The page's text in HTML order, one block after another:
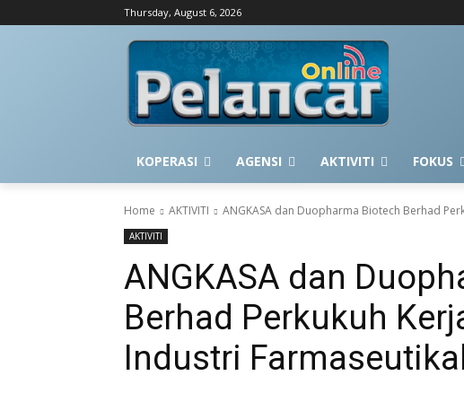
Thursday, August 6, 2026
KOPERASI AGENSI AKTIVITI FOKUS
Home AKTIVITI ANGKASA dan Duopharma Biotech Berhad
AKTIVITI
ANGKASA dan
Berhad Perkukuh
Industri Farmaseutikal